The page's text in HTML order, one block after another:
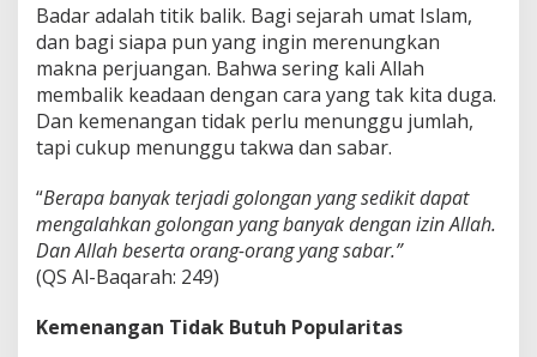
Badar adalah titik balik. Bagi sejarah umat Islam,
dan bagi siapa pun yang ingin merenungkan
makna perjuangan. Bahwa sering kali Allah
membalik keadaan dengan cara yang tak kita duga.
Dan kemenangan tidak perlu menunggu jumlah,
tapi cukup menunggu takwa dan sabar.
“Berapa banyak terjadi golongan yang sedikit dapat
mengalahkan golongan yang banyak dengan izin Allah.
Dan Allah beserta orang-orang yang sabar.”
(QS Al-Baqarah: 249)
Kemenangan Tidak Butuh Popularitas